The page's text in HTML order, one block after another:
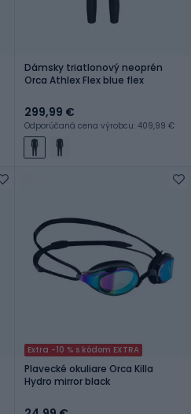
Dámsky triatlonový neoprén
Orca Athlex Flex blue flex
299,99 €
Odporúčaná cena výrobcu: 409,99 €
Extra -10 % s kódom EXTRA
Plavecké okuliare Orca Killa
Hydro mirror black